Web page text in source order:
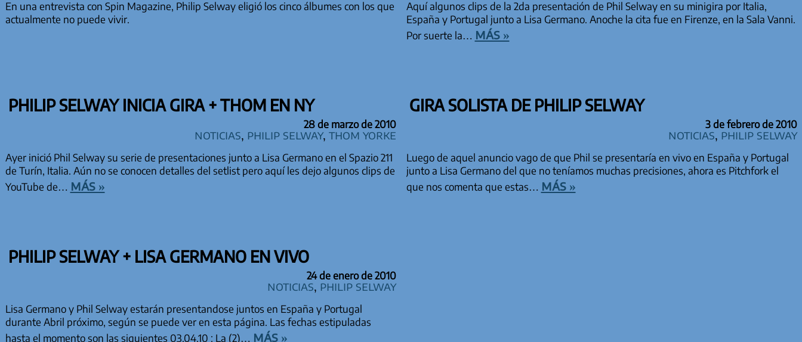
En una entrevista con Spin Magazine, Philip Selway eligió los cinco álbumes con los que
actualmente no puede vivir.
Aquí algunos clips de la 2da presentación de Phil Selway en su minigira por Italia,
España y Portugal junto a Lisa Germano. Anoche la cita fue en Firenze, en la Sala Vanni.
Por suerte la… más »
PHILIP SELWAY INICIA GIRA + THOM EN NY
28 de marzo de 2010
Noticias Philip Selway, Thom Yorke
Ayer inició Phil Selway su serie de presentaciones junto a Lisa Germano en el Spazio 211
de Turín, Italia. Aún no se conocen detalles del setlist pero aquí les dejo algunos clips de
YouTube de… más »
GIRA SOLISTA DE PHILIP SELWAY
3 de febrero de 2010
Noticias Philip Selway
Luego de aquel anuncio vago de que Phil se presentaría en vivo en España y Portugal
junto a Lisa Germano del que no teníamos muchas precisiones, ahora es Pitchfork el
que nos comenta que estas… más »
PHILIP SELWAY + LISA GERMANO EN VIVO
24 de enero de 2010
Noticias Philip Selway
Lisa Germano y Phil Selway estarán presentandose juntos en España y Portugal
durante Abril próximo, según se puede ver en esta página. Las fechas estipuladas
hasta el momento son las siguientes 03.04.10 : La (2)… más »